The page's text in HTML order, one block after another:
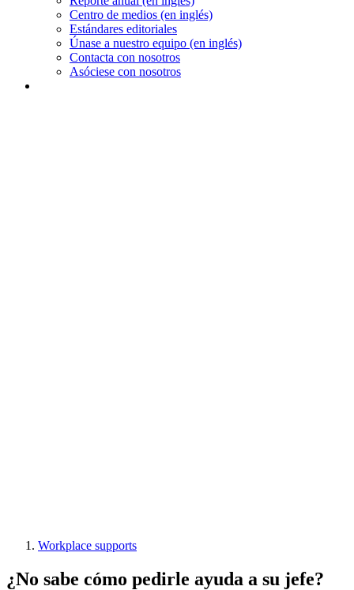
Centro de medios (en inglés)
Estándares editoriales
Únase a nuestro equipo (en inglés)
Contacta con nosotros
Asóciese con nosotros
Workplace supports
¿No sabe cómo pedirle ayuda a su jefe?